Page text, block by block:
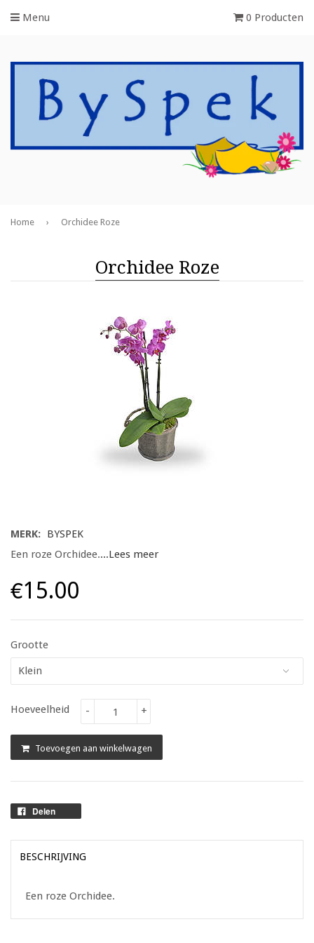
Menu 0 Producten
Home › Orchidee Roze
Orchidee Roze
MERK: BYSPEK
Een roze Orchidee....Lees meer
€15.00
Grootte
Hoeveelheid +
-
Toevoegen aan winkelwagen
Delen
BESCHRIJVING
Een roze Orchidee.